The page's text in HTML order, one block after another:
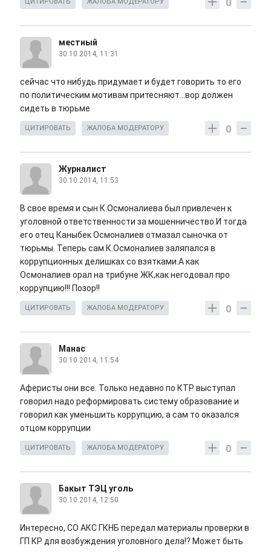
0
ЦИТИРОВАТЬ ЖАЛОБА МОДЕРАТОРУ
местный
30.10.2014, 11:31
сейчас что нибудь придумает и будет говорить то его
по политическим мотивам притесняют...вор должен
сидеть в тюрьме
0
ЦИТИРОВАТЬ ЖАЛОБА МОДЕРАТОРУ
Журналист
30.10.2014, 11:53
В свое время и сын К.Осмоналиева был привлечен к
уголовной ответственности за мошенничество.И тогда
его отец Каныбек Осмоналиев отмазал сыночка от
тюрьмы. Теперь сам К.Осмоналиев заляпался в
коррупционных делишках со взятками.А как
Осмоналиев орал на трибуне ЖК,как негодовал про
коррупцию!!! Позор!!
0
ЦИТИРОВАТЬ ЖАЛОБА МОДЕРАТОРУ
Манас
30.10.2014, 11:54
Аферисты они все. Только недавно по КТР выступал
говорил надо реформировать систему образование и
говорил как уменьшить коррупцию, а сам то оказался
отцом коррупции
0
ЦИТИРОВАТЬ ЖАЛОБА МОДЕРАТОРУ
Бакыт ТЭЦ уголь
30.10.2014, 12:50
Интересно, СО АКС ГКНБ передал материалы проверки в
ГП КР для возбуждения уголовного дела!? Может быть